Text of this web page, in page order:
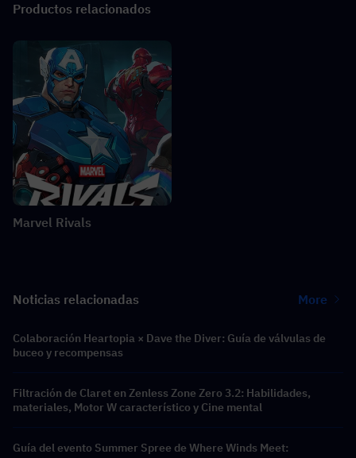
Productos relacionados
Marvel Rivals
Noticias relacionadas More
Colaboración Heartopia × Dave the Diver: Guía de válvulas de
buceo y recompensas
Filtración de Claret en Zenless Zone Zero 3.2: Habilidades,
materiales, Motor W característico y Cine mental
Guía del evento Summer Spree de Where Winds Meet: